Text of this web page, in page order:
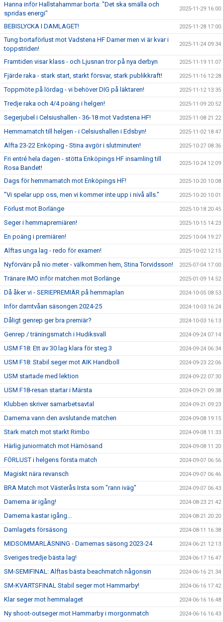
Hanna inför Hallstahammar borta: "Det ska smälla och
spridas energi"
2025-11-29 16:00
BEBISLYCKA I DAMLAGET! 2025-11-28 17:00
Tung bortaförlust mot Vadstena HF Damer men vi är kvar i
toppstriden!
2025-11-24 09:34
Framtiden visar klass - och Ljusnan tror på nya derbyn 2025-11-19 11:07
Fjärde raka - stark start, starkt försvar, stark publikkraft! 2025-11-16 12:28
Toppmöte på lördag - vi behöver DIG på läktaren! 2025-11-12 13:35
Tredje raka och 4/4 poäng i helgen! 2025-11-09 20:52
Segerjubel i Celsiushallen - 36-18 mot Vadstena HF! 2025-11-08 21:22
Hemmamatch till helgen - i Celsiushallen i Edsbyn! 2025-11-02 18:47
Alfta 23-22 Enköping - Stina avgör i slutminuten! 2025-10-27 08:36
Fri entré hela dagen - stötta Enköpings HF insamling till
Rosa Bandet!
2025-10-24 12:09
Dags för hemmamatch mot Enköpings HF! 2025-10-20 10:08
"Vi spelar upp oss, men vi kommer inte upp i nivå alls." 2025-10-20 10:01
Förlust mot Borlänge 2025-10-18 20:45
Seger i hemmapremiären! 2025-10-15 14:23
En poäng i premiären! 2025-10-04 19:27
Alftas unga lag - redo för examen! 2025-10-02 12:15
Nyförvärv på nio meter - välkommen hem, Stina Torvidsson! 2025-07-04 17:00
Tränare IMO inför matchen mot Borlänge 2025-01-09 14:52
Då åker vi - SERIEPREMIÄR på hemmaplan 2024-10-05 08:53
Inför damtvåan säsongen 2024-25 2024-10-03 16:24
Dåligt genrep ger bra premiär? 2024-10-03 16:13
Genrep / träningsmatch i Hudiksvall 2024-09-24 07:14
USM F18: Ett av 30 lag klara för steg 3 2024-09-24 06:34
USM F18: Stabil seger mot AIK Handboll 2024-09-23 22:06
USM startade med lektion 2024-09-22 07:30
USM F18-resan startar i Märsta 2024-09-21 09:38
Klubben skriver samarbetsavtal 2024-09-21 09:23
Damerna vann den avslutande matchen 2024-09-08 19:15
Stark match mot starkt Rimbo 2024-09-08 11:33
Härlig juniormatch mot Härnösand 2024-09-08 11:20
FÖRLUST i helgens första match 2024-09-07 06:56
Magiskt nära revansch 2024-09-07 06:46
BRA Match mot Västerås Irsta som "rann iväg" 2024-09-07 06:43
Damerna är igång! 2024-08-23 21:42
Damerna kastar igång... 2024-08-21 20:20
Damlagets försäsong 2024-08-11 16:38
MIDSOMMARLÄSNING - Damernas säsong 2023-24 2024-06-21 12:13
Sveriges tredje bästa lag! 2024-06-17 16:47
SM-SEMIFINAL: Alftas bästa beachmatch någonsin 2024-06-16 21:34
SM-KVARTSFINAL Stabil seger mot Hammarby! 2024-06-16 17:42
Klar seger mot hemmalaget 2024-06-16 16:48
Ny shoot-outseger mot Hammarby i morgonmatch 2024-06-16 16:43